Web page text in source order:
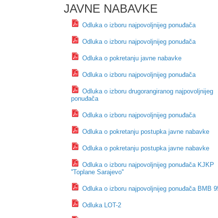
JAVNE NABAVKE
Odluka o izboru najpovoljnijeg ponuđača
Odluka o izboru najpovoljnijeg ponuđača
Odluka o pokretanju javne nabavke
Odluka o izboru najpovoljnijeg ponuđača
Odluka o izboru drugorangiranog najpovoljnijeg
ponuđača
Odluka o izboru najpovoljnijeg ponuđača
Odluka o pokretanju postupka javne nabavke
Odluka o pokretanju postupka javne nabavke
Odluka o izboru najpovoljnijeg ponuđača KJKP
''Toplane Sarajevo''
Odluka o izboru najpovoljnijeg ponuđača BMB
Odluka LOT-2